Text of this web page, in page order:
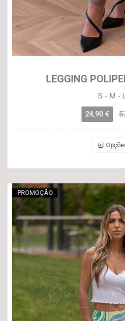
LEGGING
S - M -
24,90 €
PROMOÇÃO